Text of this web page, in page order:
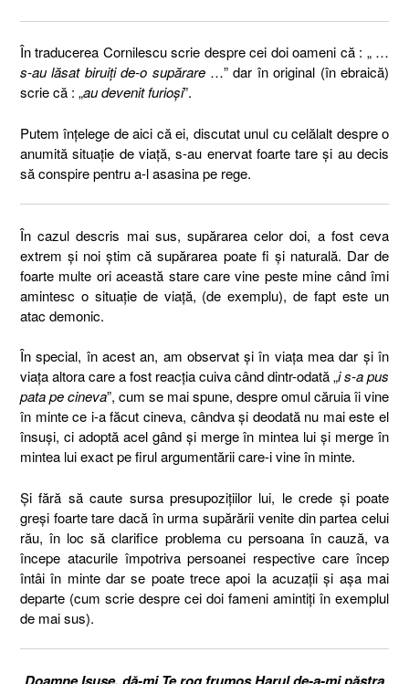
În traducerea Cornilescu scrie despre cei doi oameni că : „ …
s-au lăsat biruiți de-o supărare…” dar în original (în ebraică)
scrie că : „au devenit furioși”.
Putem înțelege de aici că ei, discutat unul cu celălalt despre o
anumită situație de viață, s-au enervat foarte tare și au decis
să conspire pentru a-l asasina pe rege.
În cazul descris mai sus, supărarea celor doi, a fost ceva
extrem și noi știm că supărarea poate fi și naturală. Dar de
foarte multe ori această stare care vine peste mine când îmi
amintesc o situație de viață, (de exemplu), de fapt este un
atac demonic.
În special, în acest an, am observat și în viața mea dar și în
viața altora care a fost reacția cuiva când dintr-odată „i s-a pus
pata pe cineva”, cum se mai spune, despre omul căruia îi vine
în minte ce i-a făcut cineva, cândva și deodată nu mai este el
însuși, ci adoptă acel gând și merge în mintea lui și merge în
mintea lui exact pe firul argumentării care-i vine în minte.
Și fără să caute sursa presupozițiilor lui, le crede și poate
greși foarte tare dacă în urma supărării venite din partea celui
rău, în loc să clarifice problema cu persoana în cauză, va
începe atacurile împotriva persoanei respective care încep
întâi în minte dar se poate trece apoi la acuzații și așa mai
departe (cum scrie despre cei doi fameni amintiți în exemplul
de mai sus).
Doamne Isuse, dă-mi Te rog frumos Harul de-a-mi păstra